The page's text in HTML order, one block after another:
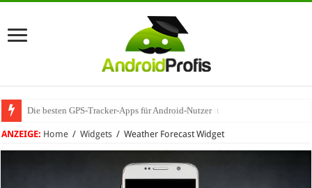
Die besten GPS-Tracker-Apps für Android-Nutzer
Umhängeband fürs Handy: Warum das praktisch ist
ANZEIGE: Home / Widgets / Weather Forecast Widget